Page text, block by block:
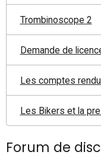
Trombinoscope 2
Demande de
Les comptes
Les Bikers et la
Forum de